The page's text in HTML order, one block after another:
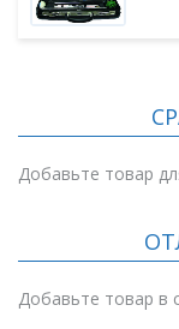
Добавьте товар
Добавьте товар в